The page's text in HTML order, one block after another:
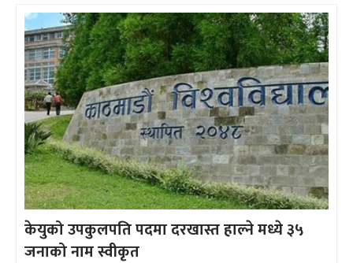
केयुको उपकुलपति पदमा दरखास्त हाल्ने मध्ये ३५
जनाको नाम स्वीकृत